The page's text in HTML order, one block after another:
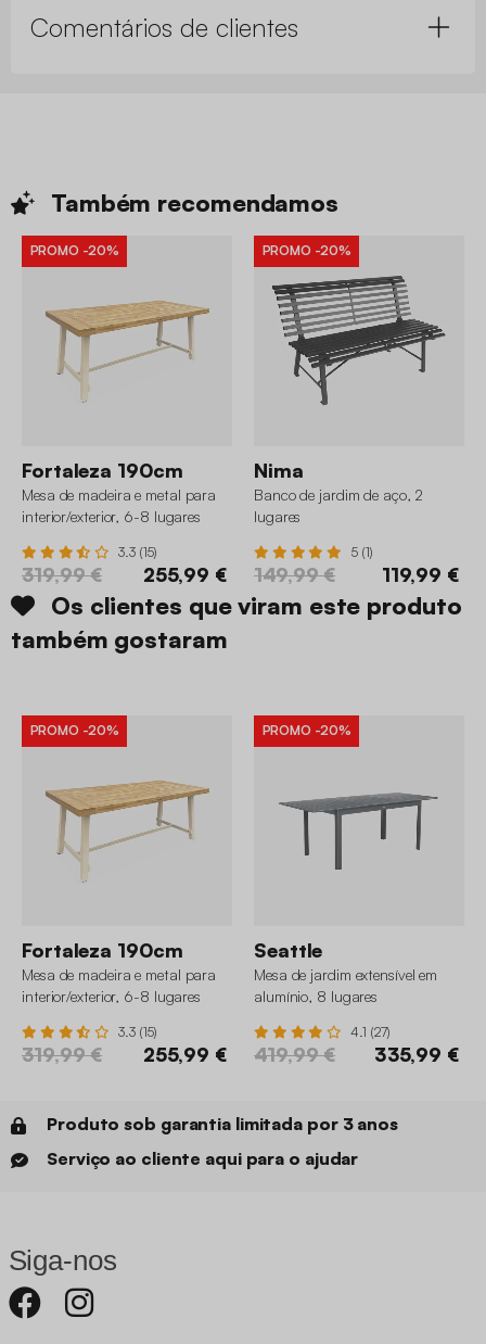
Comentários de clientes
Também recomendamos
PROMO -20%
Fortaleza 190cm
Mesa de madeira e metal para
interior/exterior, 6-8 lugares
3.3 (15)
319,99 € 255,99 €
PROMO -20%
Nima
Banco de jardim de aço, 2
lugares
5 (1)
149,99 € 119,99 €
Os clientes que viram este produto
também gostaram
PROMO -20%
Fortaleza 190cm
Mesa de madeira e metal para
interior/exterior, 6-8 lugares
3.3 (15)
319,99 € 255,99 €
PROMO -20%
Seattle
Mesa de jardim extensível em
alumínio, 8 lugares
4.1 (27)
419,99 € 335,99 €
Produto sob garantia limitada por 3 anos
Serviço ao cliente aqui para o ajudar
Siga-nos